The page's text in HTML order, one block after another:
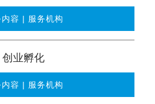
内容 | 服务机构
创业孵化
内容 | 服务机构